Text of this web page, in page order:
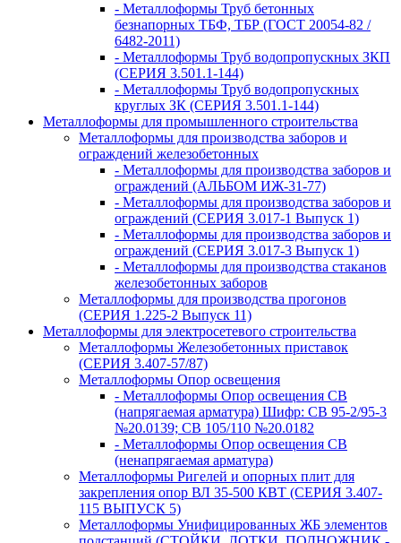
- Металлоформы Труб бетонных
безнапорных ТБФ, ТБР (ГОСТ 20054-82 /
6482-2011)
- Металлоформы Труб водопропускных ЗКП
(СЕРИЯ 3.501.1-144)
- Металлоформы Труб водопропускных
круглых ЗК (СЕРИЯ 3.501.1-144)
Металлоформы для промышленного строительства
Металлоформы для производства заборов и
ограждений железобетонных
- Металлоформы для производства заборов и
ограждений (АЛЬБОМ ИЖ-31-77)
- Металлоформы для производства заборов и
ограждений (СЕРИЯ 3.017-1 Выпуск 1)
- Металлоформы для производства заборов и
ограждений (СЕРИЯ 3.017-3 Выпуск 1)
- Металлоформы для производства стаканов
железобетонных заборов
Металлоформы для производства прогонов
(СЕРИЯ 1.225-2 Выпуск 11)
Металлоформы для электросетевого строительства
Металлоформы Железобетонных приставок
(СЕРИЯ 3.407-57/87)
Металлоформы Опор освещения
- Металлоформы Опор освещения СВ
(напрягаемая арматура) Шифр: СВ 95-2/95-3
№20.0139; СВ 105/110 №20.0182
- Металлоформы Опор освещения СВ
(ненапрягаемая арматура)
Металлоформы Ригелей и опорных плит для
закрепления опор ВЛ 35-500 КВТ (СЕРИЯ 3.407-
115 ВЫПУСК 5)
Металлоформы Унифицированных ЖБ элементов